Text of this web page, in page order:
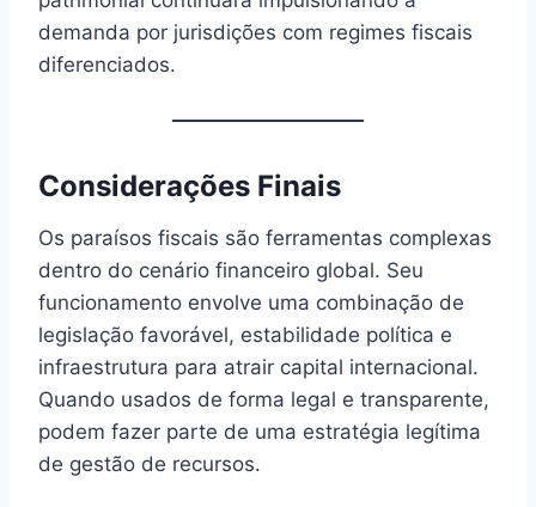
demanda por jurisdições com regimes fiscais
diferenciados.
Considerações Finais
Os paraísos fiscais são ferramentas complexas
dentro do cenário financeiro global. Seu
funcionamento envolve uma combinação de
legislação favorável, estabilidade política e
infraestrutura para atrair capital internacional.
Quando usados de forma legal e transparente,
podem fazer parte de uma estratégia legítima
de gestão de recursos.